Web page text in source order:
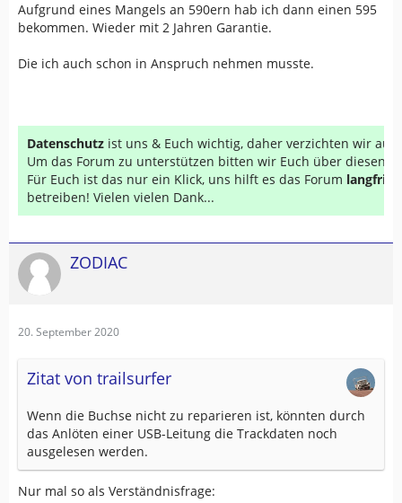
Aufgrund eines Mangels an 590ern hab ich dann einen 595
bekommen. Wieder mit 2 Jahren Garantie.
Die ich auch schon in Anspruch nehmen musste.
Datenschutz ist uns & Euch wichtig, daher verzichten wir auf
Um das Forum zu unterstützen bitten wir Euch über diesen
Für Euch ist das nur ein Klick, uns hilft es das Forum
betreiben! Vielen vielen Dank...
ZODIAC
20. September 2020
Zitat von trailsurfer
Wenn die Buchse nicht zu reparieren ist, könnten durch
das Anlöten einer USB-Leitung die Trackdaten noch
ausgelesen werden.
Nur mal so als Verständnisfrage: